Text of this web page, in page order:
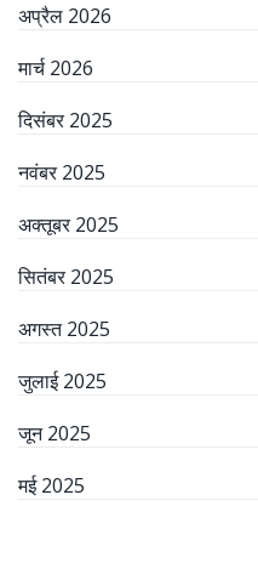
अप्रैल 2026
मार्च 2026
दिसंबर 2025
नवंबर 2025
अक्तूबर 2025
सितंबर 2025
अगस्त 2025
जुलाई 2025
जून 2025
मई 2025